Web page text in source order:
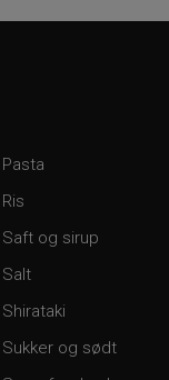
Pasta
Ris
Saft og sirup
Salt
Shirataki
Sukker og sødt